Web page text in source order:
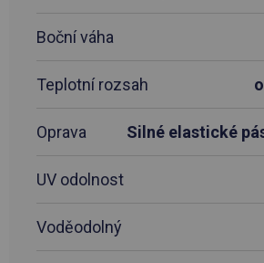
Boční váha
Teplotní rozsah
Oprava Silné elastické
UV odolnost
Voděodolný